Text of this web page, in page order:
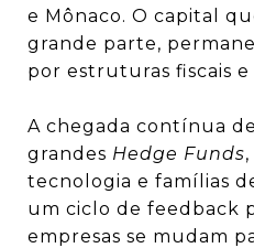
e Mônaco. O capital
grande parte,
por estruturas fiscais
A chegada contínua
grandes Hedge Funds
tecnologia e famílias
um ciclo de feedback
empresas se mudam